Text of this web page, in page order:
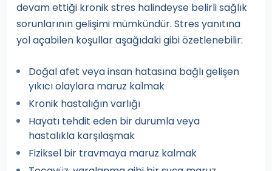
devam ettiği kronik stres halindeyse belirli sağlık
sorunlarının gelişimi mümkündür. Stres yanıtına
yol açabilen koşullar aşağıdaki gibi özetlenebilir:
Doğal afet veya insan hatasına bağlı gelişen
yıkıcı olaylara maruz kalmak
Kronik hastalığın varlığı
Hayatı tehdit eden bir durumla veya
hastalıkla karşılaşmak
Fiziksel bir travmaya maruz kalmak